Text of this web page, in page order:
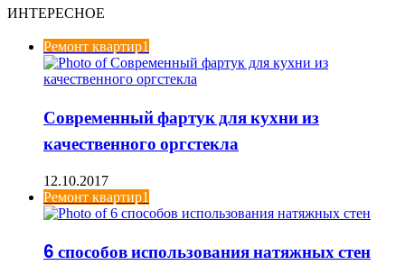
ИНТЕРЕСНОЕ
Ремонт квартир1
Современный фартук для кухни из
качественного оргстекла
12.10.2017
Ремонт квартир1
6 способов использования натяжных стен